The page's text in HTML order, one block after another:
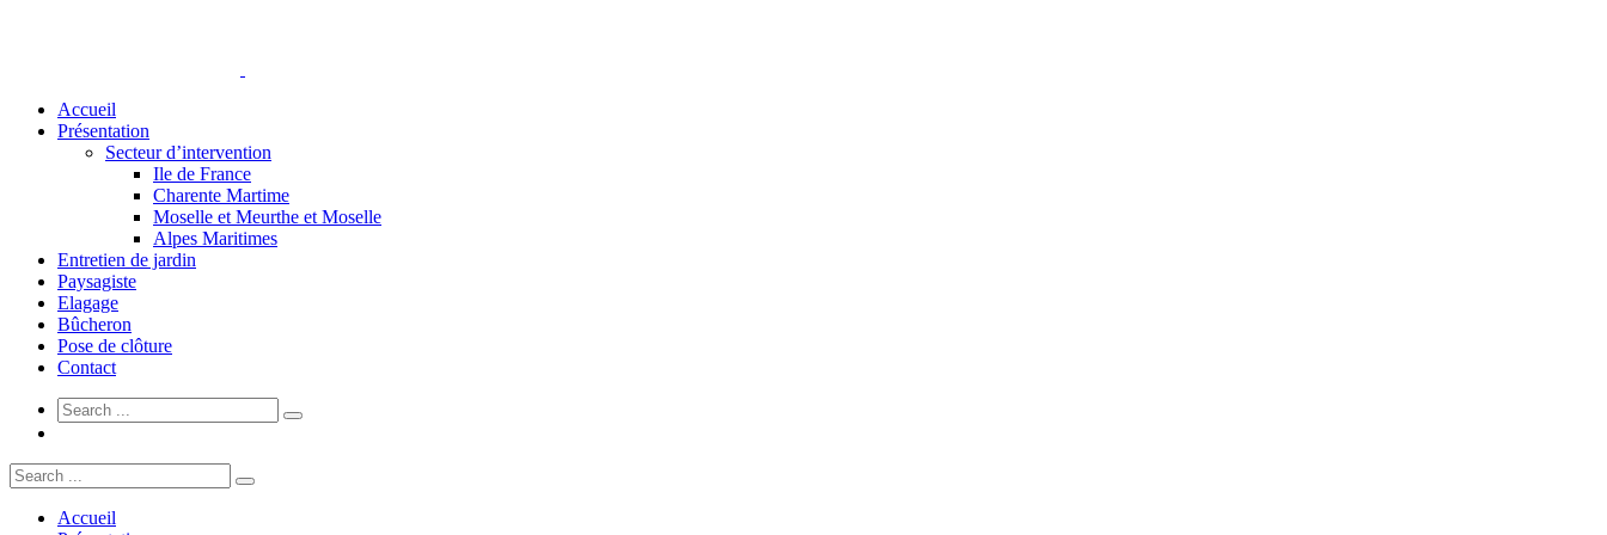
Accueil
Présentation
Secteur d’intervention
Ile de France
Charente Martime
Moselle et Meurthe et Moselle
Alpes Maritimes
Entretien de jardin
Paysagiste
Elagage
Bûcheron
Pose de clôture
Contact
Accueil